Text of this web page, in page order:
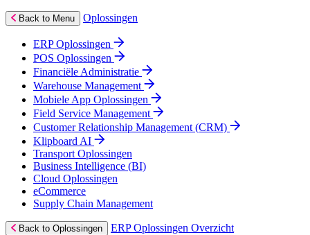
Back to Menu Oplossingen
ERP Oplossingen
POS Oplossingen
Financiële Administratie
Warehouse Management
Mobiele App Oplossingen
Field Service Management
Customer Relationship Management (CRM)
Klipboard AI
Transport Oplossingen
Business Intelligence (BI)
Cloud Oplossingen
eCommerce
Supply Chain Management
Back to Oplossingen
ERP Oplossingen Overzicht